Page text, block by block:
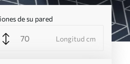
de su pared
Longitud cm